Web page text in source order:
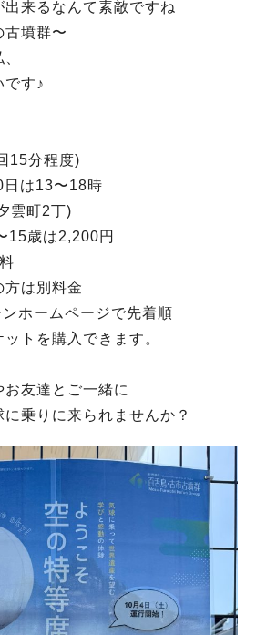
来るなんて素敵ですね
古墳群〜
です♪
15分程度)
13〜18時
雲町2丁)
15歳は2,200円
は別料金
ホームページで先着順
トを購入できます。
友達とご一緒に
乗りに来られませんか？